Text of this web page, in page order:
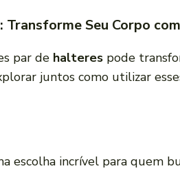
Seu Corpo
par de halteres pode
juntos como utilizar
escolha incrível para quem